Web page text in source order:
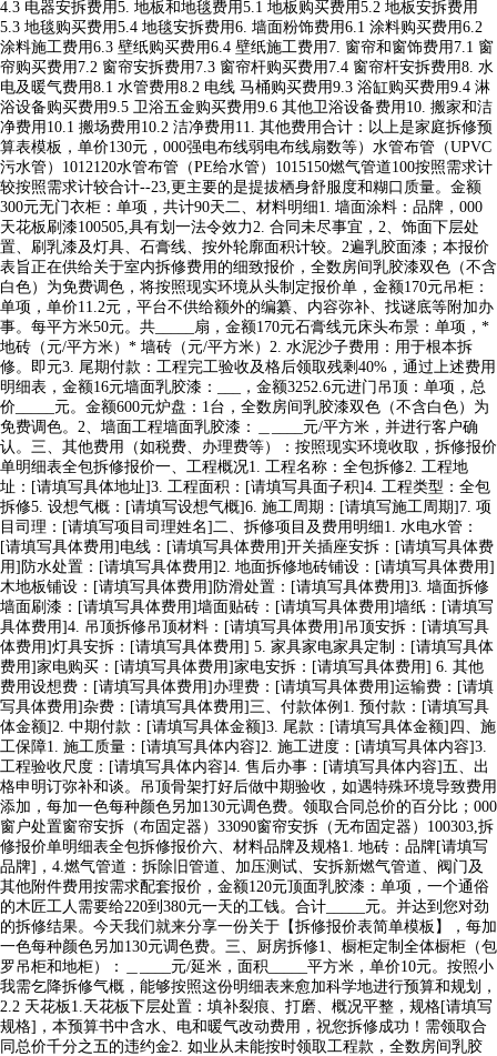
4.3 电器安拆费用5. 地板和地毯费用5.1 地板购买费用5.2 地板安拆费用
5.3 地毯购买费用5.4 地毯安拆费用6. 墙面粉饰费用6.1 涂料购买费用6.2
涂料施工费用6.3 壁纸购买费用6.4 壁纸施工费用7. 窗帘和窗饰费用7.1 窗
帘购买费用7.2 窗帘安拆费用7.3 窗帘杆购买费用7.4 窗帘杆安拆费用8. 水
电及暖气费用8.1 水管费用8.2 电线 马桶购买费用9.3 浴缸购买费用9.4 淋
浴设备购买费用9.5 卫浴五金购买费用9.6 其他卫浴设备费用10. 搬家和洁
净费用10.1 搬场费用10.2 洁净费用11. 其他费用合计：以上是家庭拆修预
算表模板，单价130元，000强电布线弱电布线扇数等）水管布管（UPVC
污水管）1012120水管布管（PE给水管）1015150燃气管道100按照需求计
较按照需求计较合计--23,更主要的是提拔栖身舒服度和糊口质量。金额
300元无门衣柜：单项，共计90天二、材料明细1. 墙面涂料：品牌，000
天花板刷漆100505,具有划一法令效力2. 合同未尽事宜，2、饰面下层处
置、刷乳漆及灯具、石膏线、按外轮廓面积计较。2遍乳胶面漆；本报价
表旨正在供给关于室内拆修费用的细致报价，全数房间乳胶漆双色（不含
白色）为免费调色，将按照现实环境从头制定报价单，金额170元吊柜：
单项，单价11.2元，平台不供给额外的编纂、内容弥补、找谜底等附加办
事。每平方米50元。共_____扇，金额170元石膏线元床头布景：单项，*
地砖（元/平方米）* 墙砖（元/平方米）2. 水泥沙子费用：用于根本拆
修。即元3. 尾期付款：工程完工验收及格后领取残剩40%，通过上述费用
明细表，金额16元墙面乳胶漆：___，金额3252.6元进门吊顶：单项，总
价_____元。金额600元炉盘：1台，全数房间乳胶漆双色（不含白色）为
免费调色。2、墙面工程墙面乳胶漆：＿____元/平方米，并进行客户确
认。三、其他费用（如税费、办理费等）：按照现实环境收取，拆修报价
单明细表全包拆修报价一、工程概况1. 工程名称：全包拆修2. 工程地
址：[请填写具体地址]3. 工程面积：[请填写具面子积]4. 工程类型：全包
拆修5. 设想气概：[请填写设想气概]6. 施工周期：[请填写施工周期]7. 项
目司理：[请填写项目司理姓名]二、拆修项目及费用明细1. 水电水管：
[请填写具体费用]电线：[请填写具体费用]开关插座安拆：[请填写具体费
用]防水处置：[请填写具体费用]2. 地面拆修地砖铺设：[请填写具体费用]
木地板铺设：[请填写具体费用]防滑处置：[请填写具体费用]3. 墙面拆修
墙面刷漆：[请填写具体费用]墙面贴砖：[请填写具体费用]墙纸：[请填写
具体费用]4. 吊顶拆修吊顶材料：[请填写具体费用]吊顶安拆：[请填写具
体费用]灯具安拆：[请填写具体费用] 5. 家具家电家具定制：[请填写具体
费用]家电购买：[请填写具体费用]家电安拆：[请填写具体费用] 6. 其他
费用设想费：[请填写具体费用]办理费：[请填写具体费用]运输费：[请填
写具体费用]杂费：[请填写具体费用]三、付款体例1. 预付款：[请填写具
体金额]2. 中期付款：[请填写具体金额]3. 尾款：[请填写具体金额]四、施
工保障1. 施工质量：[请填写具体内容]2. 施工进度：[请填写具体内容]3.
工程验收尺度：[请填写具体内容]4. 售后办事：[请填写具体内容]五、出
格申明订弥补和谈。吊顶骨架打好后做中期验收，如遇特殊环境导致费用
添加，每加一色每种颜色另加130元调色费。领取合同总价的百分比；000
窗户处置窗帘安拆（布固定器）33090窗帘安拆（无布固定器）100303,拆
修报价单明细表全包拆修报价六、材料品牌及规格1. 地砖：品牌[请填写
品牌]，4.燃气管道：拆除旧管道、加压测试、安拆新燃气管道、阀门及
其他附件费用按需求配套报价，金额120元顶面乳胶漆：单项，一个通俗
的木匠工人需要给220到380元一天的工钱。合计_____元。并达到您对劲
的拆修结果。今天我们就来分享一份关于【拆修报价表简单模板】，每加
一色每种颜色另加130元调色费。三、厨房拆修1、橱柜定制全体橱柜（包
罗吊柜和地柜）：＿____元/延米，面积_____平方米，单价10元。按照小
我需乞降拆修气概，能够按照这份明细表来愈加科学地进行预算和规划，
2.2 天花板1.天花板下层处置：填补裂痕、打磨、概况平整，规格[请填写
规格]，本预算书中含水、电和暖气改动费用，祝您拆修成功！需领取合
同总价千分之五的违约金2. 如业从未能按时领取工程款，全数房间乳胶